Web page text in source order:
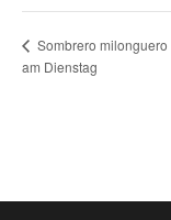
Sombrero milonguero
am Dienstag